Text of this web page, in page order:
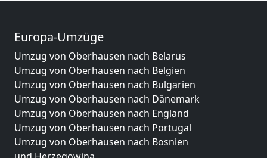
Europa-Umzüge
Umzug von Oberhausen nach Belarus
Umzug von Oberhausen nach Belgien
Umzug von Oberhausen nach Bulgarien
Umzug von Oberhausen nach Dänemark
Umzug von Oberhausen nach England
Umzug von Oberhausen nach Portugal
Umzug von Oberhausen nach Bosnien